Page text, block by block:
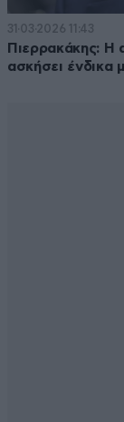
31·03·2026 11:43
Πιερρακάκης: Η
ασκήσει